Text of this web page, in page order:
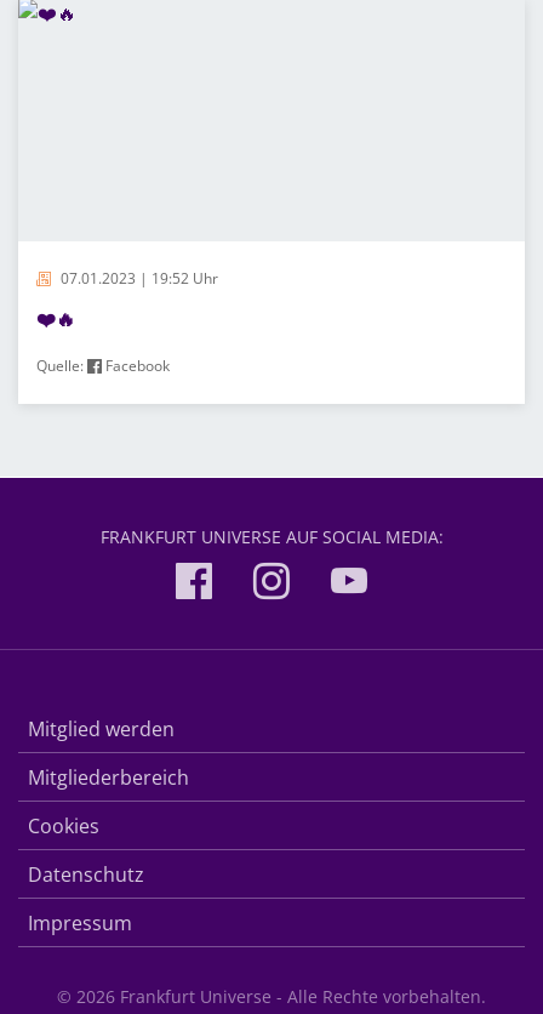
07.01.2023 | 19:52 Uhr
❤️🔥
Quelle: Facebook
FRANKFURT UNIVERSE AUF SOCIAL MEDIA:
Mitglied werden
Mitgliederbereich
Cookies
Datenschutz
Impressum
© 2026 Frankfurt Universe - Alle Rechte vorbehalten.